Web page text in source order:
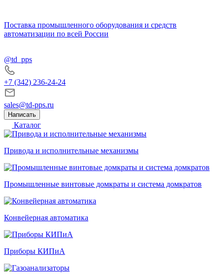
Поставка промышленного оборудования и средств
автоматизации по всей России
@td_pps
+7 (342) 236-24-24
sales@td-pps.ru
Написать
Каталог
Привода и исполнительные механизмы
Промышленные винтовые домкраты и система домкратов
Конвейерная автоматика
Приборы КИПиА